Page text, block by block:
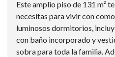
Este amplio piso de 131 m²
necesitas para vivir con
luminosos dormitorios,
con baño incorporado y
sobra para toda la familia.